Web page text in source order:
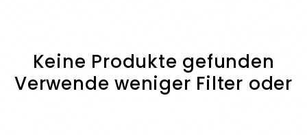
r
Keine Produkte gefunden
Verwende weniger Filter oder